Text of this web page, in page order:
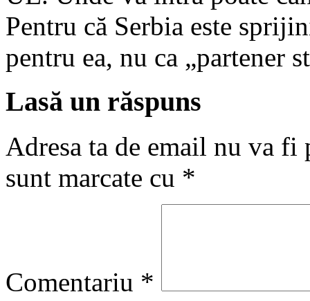
Pentru că Serbia este
pentru ea, nu ca „partener
Lasă un răspuns
Adresa ta de email nu va fi
sunt marcate cu *
Comentariu *